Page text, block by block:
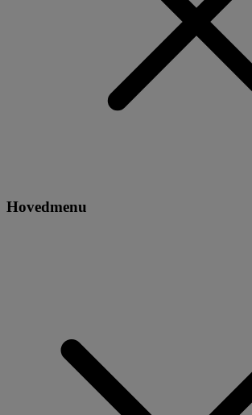
Hovedmenu